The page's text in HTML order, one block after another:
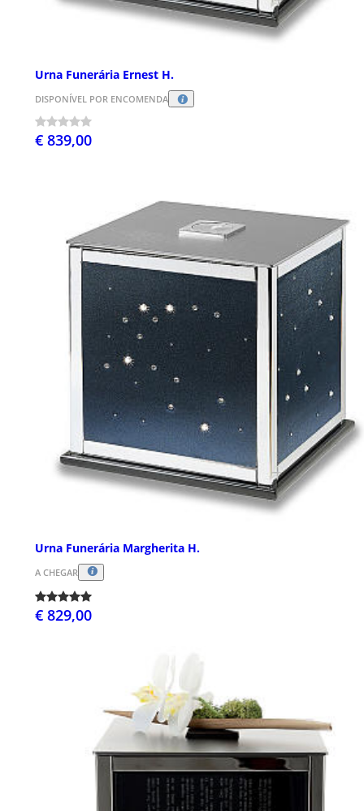
Urna Funerária Ernest H.
DISPONÍVEL POR ENCOMENDA
€ 839,00
Urna Funerária Margherita H.
A CHEGAR
€ 829,00